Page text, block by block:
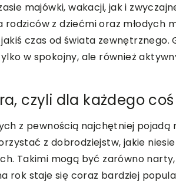
majówki, wakacji, jak i
z dziećmi oraz młodych
czas od świata zewnętrznego.
w spokojny, ale również
czyli dla każdego
z pewnością najchętniej pojadą
z dobrodziejstw, jakie
Takimi mogą być zarówno
rok staje się coraz bardziej